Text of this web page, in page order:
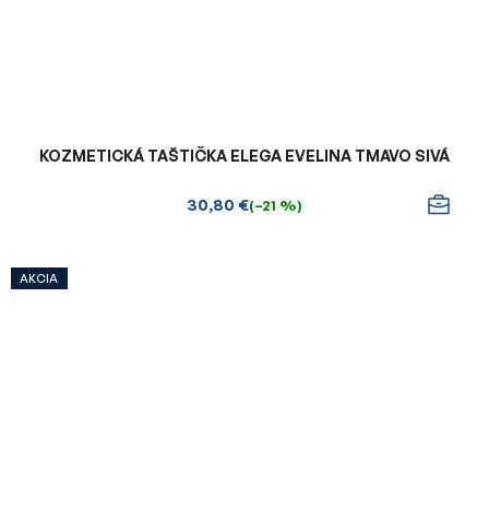
KOZMETICKÁ TAŠTIČKA ELEGA EVELINA TMAVO SIVÁ
30,80 €(–21 %)
AKCIA